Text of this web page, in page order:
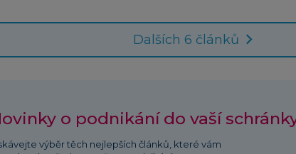
Dalších 6 článků
o podnikání do vaší
výběr těch nejlepších článků, které vám